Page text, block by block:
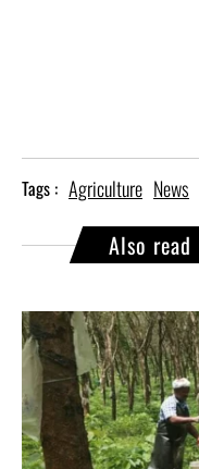
Tags : Agriculture News
Also read